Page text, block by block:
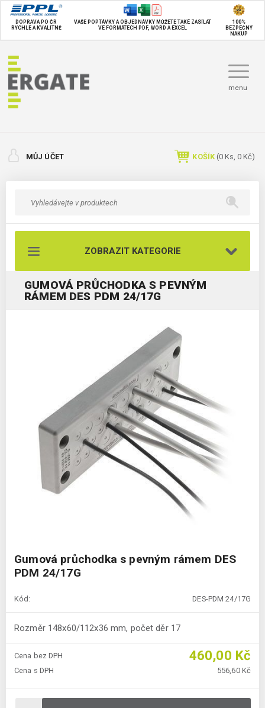
DOPRAVA PO ČR
RYCHLE A KVALITNĚ
VAŠE POPTÁVKY A OBJEDNÁVKY MŮŽETE TAKÉ ZASÍLAT
VE FORMÁTECH PDF, WORD A EXCEL
100%
BEZPEČNÝ
NÁKUP
menu
MŮJ ÚČET KOŠÍK (0 Ks, 0 Kč)
ZOBRAZIT KATEGORIE
GUMOVÁ PRŮCHODKA S PEVNÝM
RÁMEM DES PDM 24/17G
Gumová průchodka s pevným rámem DES
PDM 24/17G
Kód: DES-PDM 24/17G
Rozměr 148x60/112x36 mm, počet děr 17
Cena bez DPH 460,00 Kč
Cena s DPH 556,60 Kč